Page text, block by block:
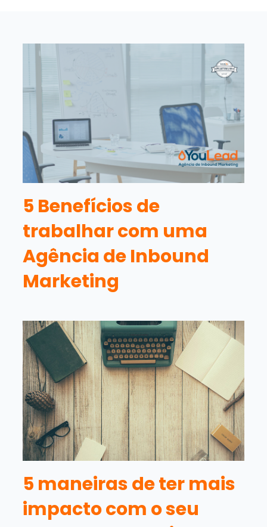
5 Benefícios de
trabalhar com uma
Agência de Inbound
Marketing
5 maneiras de ter mais
impacto com o seu